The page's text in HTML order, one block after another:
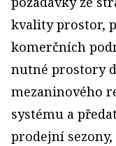
kvality prostor,
komerčních
nutné prostory
mezaninového
systému a
prodejní